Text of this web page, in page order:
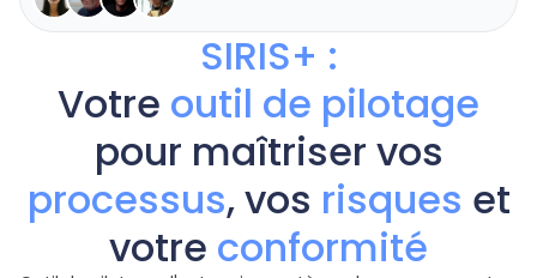
SIRIS+ :
Votre outil de pilotage
pour maîtriser vos
processus, vos risques et
votre conformité